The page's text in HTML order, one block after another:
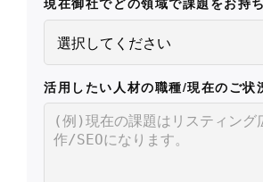
活用したい人材の職種/現在のご状